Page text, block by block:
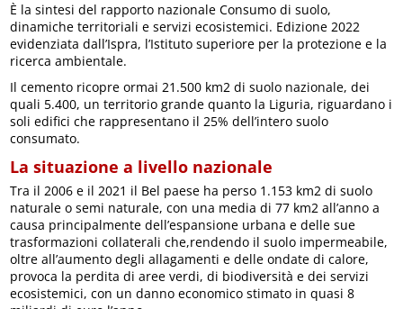
È la sintesi del rapporto nazionale Consumo di suolo,
dinamiche territoriali e servizi ecosistemici. Edizione 2022
evidenziata dall’Ispra, l’Istituto superiore per la protezione e la
ricerca ambientale.
Il cemento ricopre ormai 21.500 km2 di suolo nazionale, dei
quali 5.400, un territorio grande quanto la Liguria, riguardano i
soli edifici che rappresentano il 25% dell’intero suolo
consumato.
La situazione a livello nazionale
Tra il 2006 e il 2021 il Bel paese ha perso 1.153 km2 di suolo
naturale o semi naturale, con una media di 77 km2 all’anno a
causa principalmente dell’espansione urbana e delle sue
trasformazioni collaterali che,rendendo il suolo impermeabile,
oltre all’aumento degli allagamenti e delle ondate di calore,
provoca la perdita di aree verdi, di biodiversità e dei servizi
ecosistemici, con un danno economico stimato in quasi 8